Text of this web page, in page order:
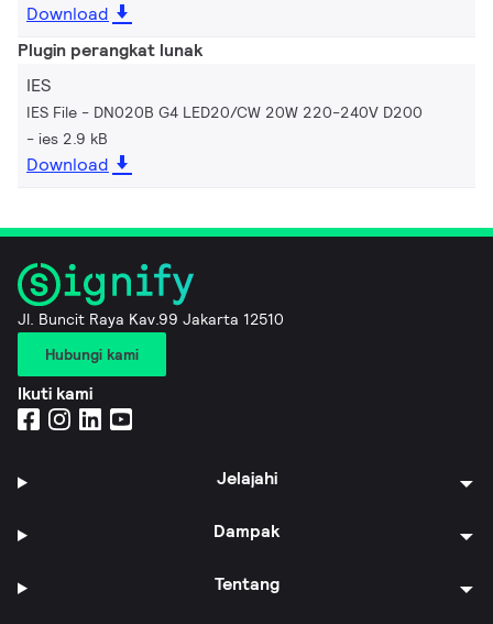
Download
Plugin perangkat lunak
IES
IES File - DN020B G4 LED20/CW 20W 220-240V D200
ies 2.9 kB
Download
Jl. Buncit Raya Kav.99 Jakarta 12510
Hubungi kami
Ikuti kami
Jelajahi
Dampak
Tentang